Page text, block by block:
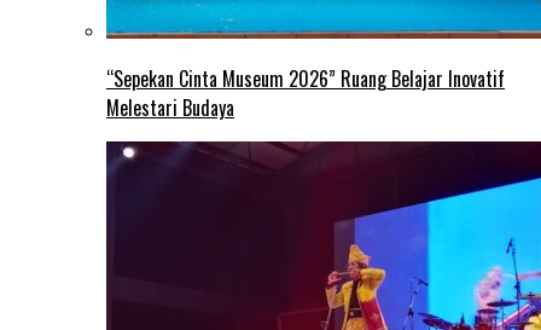
“Sepekan Cinta Museum 2026” Ruang Belajar Inovatif
Melestari Budaya